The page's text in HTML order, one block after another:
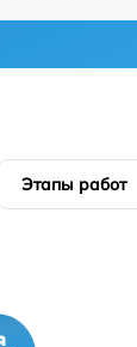
Этапы работ